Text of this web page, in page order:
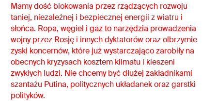
Mamy dość blokowania przez rządzących rozwoju
taniej, niezależnej i bezpiecznej energii z wiatru i
słońca. Ropa, węgiel i gaz to narzędzia prowadzenia
wojny przez Rosję i innych dyktatorów oraz olbrzymie
zyski koncernów, które już wystarczająco zarobiły na
obecnych kryzysach kosztem klimatu i kieszeni
zwykłych ludzi. Nie chcemy być dłużej zakładnikami
szantażu Putina, politycznych układanek oraz garstki
polityków.